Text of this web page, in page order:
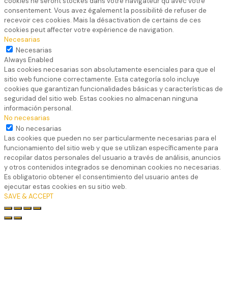
consentement. Vous avez également la possibilité de refuser de
recevoir ces cookies. Mais la désactivation de certains de ces
cookies peut affecter votre expérience de navigation.
Necesarias
Necesarias
Always Enabled
Las cookies necesarias son absolutamente esenciales para que el
sitio web funcione correctamente. Esta categoría solo incluye
cookies que garantizan funcionalidades básicas y características de
seguridad del sitio web. Estas cookies no almacenan ninguna
información personal.
No necesarias
No necesarias
Las cookies que pueden no ser particularmente necesarias para el
funcionamiento del sitio web y que se utilizan específicamente para
recopilar datos personales del usuario a través de análisis, anuncios
y otros contenidos integrados se denominan cookies no necesarias.
Es obligatorio obtener el consentimiento del usuario antes de
ejecutar estas cookies en su sitio web.
SAVE & ACCEPT